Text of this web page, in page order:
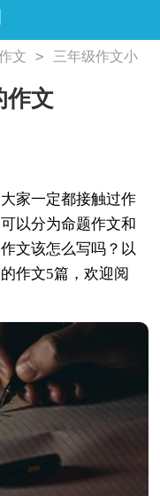
文 > 三年级作文小
作文
家一定都接触过作
以分为命题作文和
文该怎么写吗？以
作文5篇，欢迎阅